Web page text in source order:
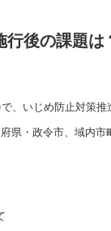
後の課題は
、いじめ防止対策推
県・政令市、域内市